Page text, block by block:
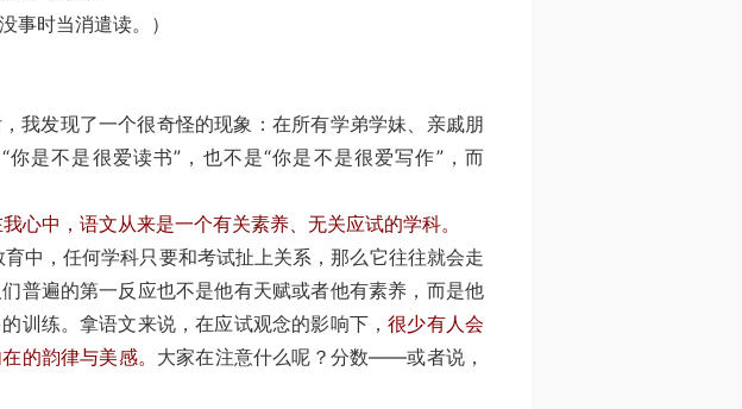
事时当消遣读。）
我发现了一个很奇怪的现象：在所有学弟学妹、亲戚朋
是不是很爱读书”，也不是“你是不是很爱写作”，而
心中，语文从来是一个有关素养、无关应试的学科。
中，任何学科只要和考试扯上关系，那么它往往就会走
普遍的第一反应也不是他有天赋或者他有素养，而是他
训练。拿语文来说，在应试观念的影响下，很少有人会
的韵律与美感。 大家在注意什么呢？分数——或者说，